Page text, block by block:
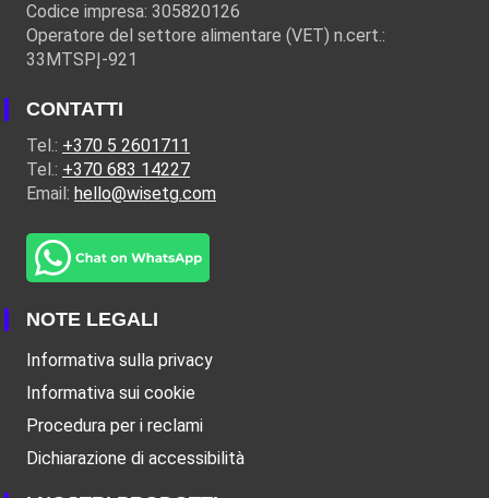
Codice impresa: 305820126
Operatore del settore alimentare (VET) n.cert.:
33MTSPĮ-921
CONTATTI
Tel.: +370 5 2601711
Tel.: +370 683 14227
Email: hello@wisetg.com
NOTE LEGALI
Informativa sulla privacy
Informativa sui cookie
Procedura per i reclami
Dichiarazione di accessibilità